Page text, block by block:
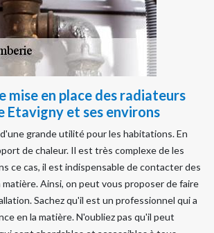
mise en place des radiateurs
Etavigny et ses environs
grande utilité pour les habitations. En
de chaleur. Il est très complexe de les
ce cas, il est indispensable de contacter des
Ainsi, on peut vous proposer de faire
Sachez qu'il est un professionnel qui a
en la matière. N'oubliez pas qu'il peut